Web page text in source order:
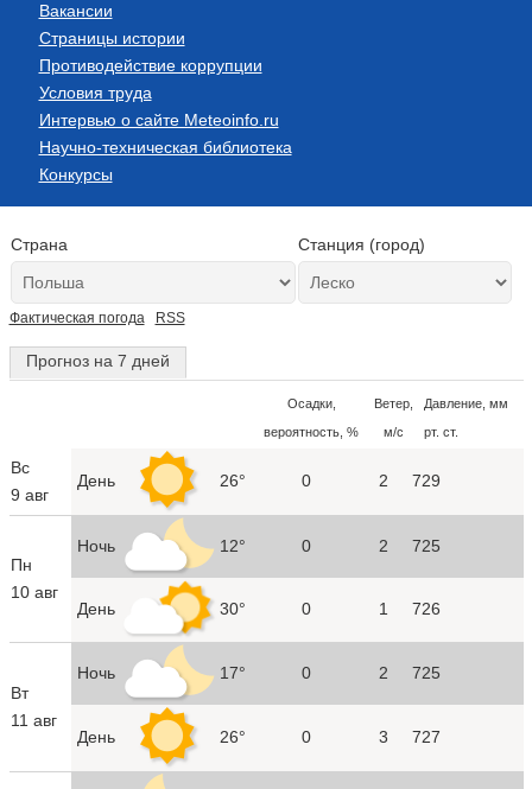
Вакансии
Страницы истории
Противодействие коррупции
Условия труда
Интервью о сайте Meteoinfo.ru
Научно-техническая библиотека
Конкурсы
Страна Станция (город)
Фактическая погода RSS
Прогноз на 7 дней
Осадки,
вероятность, %
Ветер,
м/с
Давление, мм
рт. ст.
Вс
9 авг
День 26° 0 2 729
Пн
10 авг
Ночь 12° 0 2 725
День 30° 0 1 726
Вт
11 авг
Ночь 17° 0 2 725
День 26° 0 3 727